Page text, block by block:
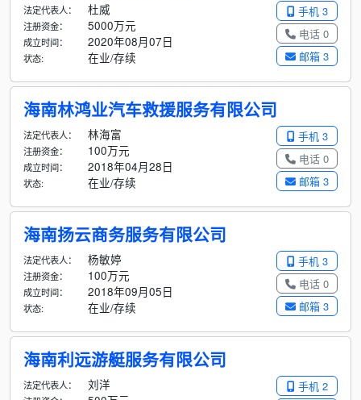
手机 3
电话 0
邮箱 3
法定代表人： 杜威
注册资金： 5000万元
成立时间： 2020年08月07日
状态: 在业/存续
海南林鸿业汽车救援服务有限公司
手机 3
电话 0
邮箱 3
法定代表人： 林海富
注册资金： 100万元
成立时间： 2018年04月28日
状态: 在业/存续
海南扬云商务服务有限公司
手机 3
电话 0
邮箱 3
法定代表人： 杨敏婷
注册资金： 100万元
成立时间： 2018年09月05日
状态: 在业/存续
海南利远游艇服务有限公司
手机 2
法定代表人： 刘洋